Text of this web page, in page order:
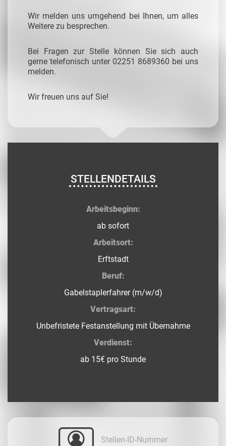
Wir melden uns umgehend bei Ihnen, um alles
Weitere zu besprechen.
Bei Fragen zur Stelle können Sie sich auch
gerne telefonisch unter 02251 8689360 bei uns
melden.
Wir freuen uns auf Sie!
STELLENDETAILS
Arbeitsbeginn:
ab sofort
Arbeitsort:
Erftstadt
Beruf:
Gabelstaplerfahrer (m/w/d)
Vertragsart:
Unbefristete Festanstellung mit Übernahme
Verdienst:
ab 15€ pro Stunde
Stellen-ID-Nummer